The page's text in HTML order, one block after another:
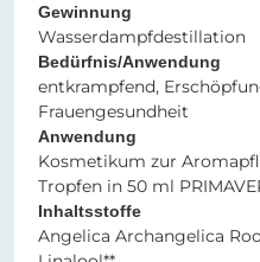
Gewinnung
Wasserdampfdestillation
Bedürfnis/Anwendung
entkrampfend,
Frauengesundheit
Anwendung
Kosmetikum zur
Tropfen in 50 ml
Inhaltsstoffe
Angelica Archangelica